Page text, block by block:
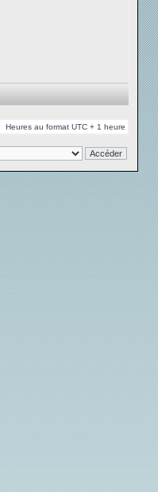
Heures au format UTC + 1 heure